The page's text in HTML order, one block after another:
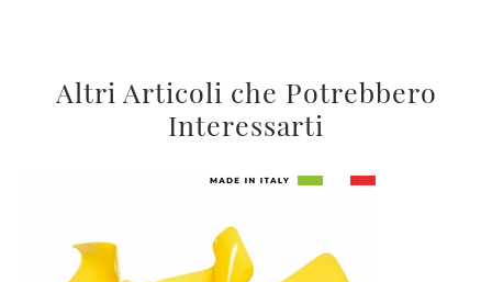
Altri Articoli che Potrebbero
Interessarti